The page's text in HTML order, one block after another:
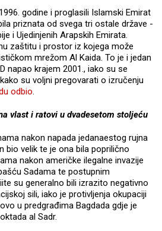
godine i proglasili Islamski Emirat
priznata od svega tri ostale države -
i Ujedinjenih Arapskih Emirata.
zaštitu i prostor iz kojega može
mrežom Al Kaida. To je i jedan
napao krajem 2001., iako su se
su voljni pregovarati o izručenju
odbio.
vlast i ratovi u dvadesetom stoljeću
nakon napada jedanaestog rujna
bio velik te je ona bila poprilično
nakon američke ilegalne invazije
Sadama te postupnim
su generalno bili izrazito negativno
sili, iako je protivljenja okupaciji
u predgrađima Bagdada gdje je
al Sadr.